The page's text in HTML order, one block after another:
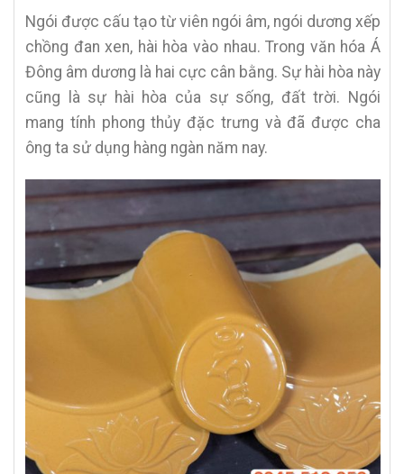
Ngói được cấu tạo từ viên ngói âm, ngói dương xếp
chồng đan xen, hài hòa vào nhau. Trong văn hóa Á
Đông âm dương là hai cực cân bằng. Sự hài hòa này
cũng là sự hài hòa của sự sống, đất trời. Ngói
mang tính phong thủy đặc trưng và đã được cha
ông ta sử dụng hàng ngàn năm nay.